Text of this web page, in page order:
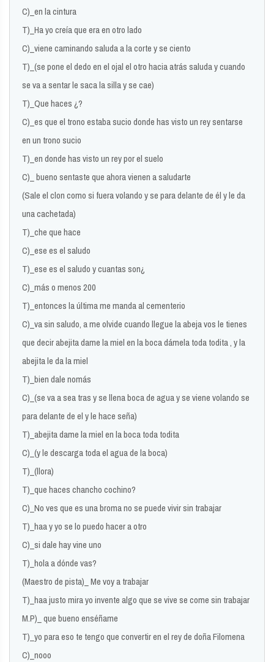
C)_en la cintura
T)_Ha yo creía que era en otro lado
C)_viene caminando saluda a la corte y se ciento
T)_(se pone el dedo en el ojal el otro hacia atrás saluda y cuando
se va a sentar le saca la silla y se cae)
T)_Que haces ¿?
C)_es que el trono estaba sucio donde has visto un rey sentarse
en un trono sucio
T)_en donde has visto un rey por el suelo
C)_ bueno sentaste que ahora vienen a saludarte
(Sale el clon como si fuera volando y se para delante de él y le da
una cachetada)
T)_che que hace
C)_ese es el saludo
T)_ese es el saludo y cuantas son¿
C)_más o menos 200
T)_entonces la última me manda al cementerio
C)_va sin saludo, a me olvide cuando llegue la abeja vos le tienes
que decir abejita dame la miel en la boca dámela toda todita , y la
abejita le da la miel
T)_bien dale nomás
C)_(se va a sea tras y se llena boca de agua y se viene volando se
para delante de el y le hace seña)
T)_abejita dame la miel en la boca toda todita
C)_(y le descarga toda el agua de la boca)
T)_(llora)
T)_que haces chancho cochino?
C)_No ves que es una broma no se puede vivir sin trabajar
T)_haa y yo se lo puedo hacer a otro
C)_si dale hay vine uno
T)_hola a dónde vas?
(Maestro de pista)_ Me voy a trabajar
T)_haa justo mira yo invente algo que se vive se come sin trabajar
M.P)_ que bueno enséñame
T)_yo para eso te tengo que convertir en el rey de doña Filomena
C)_nooo